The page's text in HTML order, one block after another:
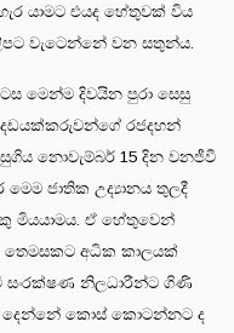
යාමට එයද හේතුවක් විය
වැටෙන්නේ වන සතුන්ය.
මෙන්ම දිවයින පුරා සෙසු
රජදහන්
නොවැම්බර් 15 දින වනජීවී
ජාතික උද්‍යානය තුලදී
මියයාමය. ඒ හේතුවෙන්
තෙමසකට අධික කාලයක්
සංරක්ෂණ නිලධාරීන්ට ගිණි
දෙන්නේ කොස් කොටන්නට ද